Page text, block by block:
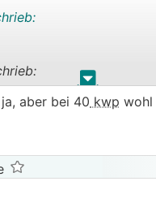
dir die Anlage nicht
. .
ja, aber bei 40 kwp wohl